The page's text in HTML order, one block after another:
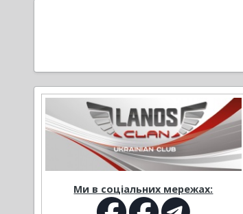
Ми в соціальних мережах: